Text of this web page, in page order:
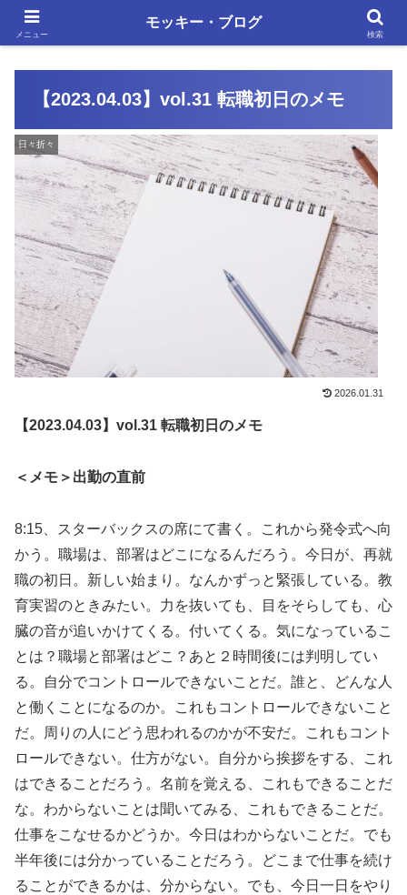
単調な日々にも、いろいろあります
【2023.04.03】vol.31 転職初日のメモ
日々折々
2026.01.31
【2023.04.03】vol.31 転職初日のメモ
＜メモ＞出勤の直前
8:15、スターバックスの席にて書く。これから発令式へ向
かう。職場は、部署はどこになるんだろう。今日が、再就
職の初日。新しい始まり。なんかずっと緊張している。教
育実習のときみたい。力を抜いても、目をそらしても、心
臓の音が追いかけてくる。付いてくる。気になっているこ
とは？職場と部署はどこ？あと２時間後には判明してい
る。自分でコントロールできないことだ。誰と、どんな人
と働くことになるのか。これもコントロールできないこと
だ。周りの人にどう思われるのかが不安だ。これもコント
ロールできない。仕方がない。自分から挨拶をする、これ
はできることだろう。名前を覚える、これもできることだ
な。わからないことは聞いてみる、これもできることだ。
仕事をこなせるかどうか。今日はわからないことだ。でも
半年後には分かっていることだろう。どこまで仕事を続け
ることができるかは、分からない。でも、今日一日をやり
メニュー
モッキー・ブログ
検索